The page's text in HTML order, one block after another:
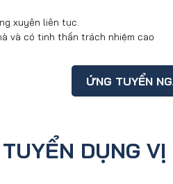
xuyên liên tục.
và có tinh thần trách nhiệm cao
ỨNG TUYỂN
TUYỂN DỤNG VỊ